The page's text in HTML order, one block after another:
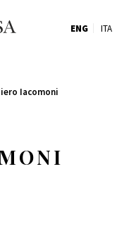
ENG ITA
Iacomoni